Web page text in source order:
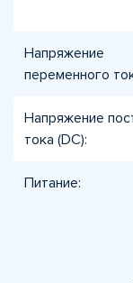
Напряжение
переменного
Напряжение
тока (DC):
Питание: